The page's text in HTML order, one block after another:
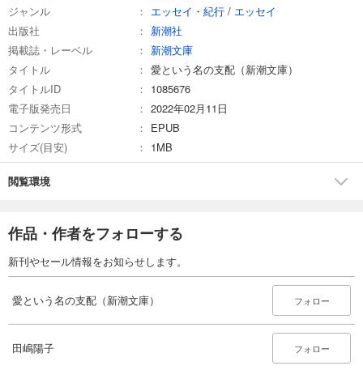
ジャンル
エッセイ・紀行 / エッセイ
出版社
新潮社
掲載誌・レーベル
新潮文庫
タイトル
愛という名の支配（新潮文庫）
タイトルID
1085676
電子版発売日
2022年02月11日
コンテンツ形式
EPUB
サイズ(目安)
1MB
閲覧環境
作品・作者をフォローする
新刊やセール情報をお知らせします。
愛という名の支配（新潮文庫） フォロー
田嶋陽子 フォロー